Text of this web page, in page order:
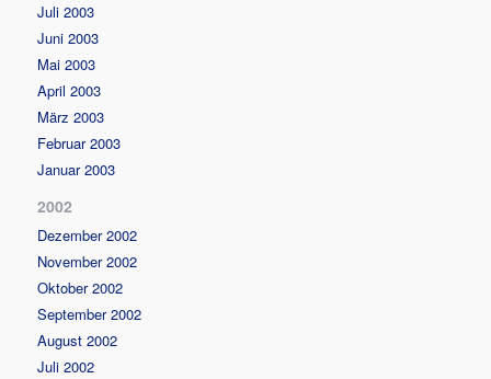
Juli 2003
Juni 2003
Mai 2003
April 2003
März 2003
Februar 2003
Januar 2003
2002
Dezember 2002
November 2002
Oktober 2002
September 2002
August 2002
Juli 2002